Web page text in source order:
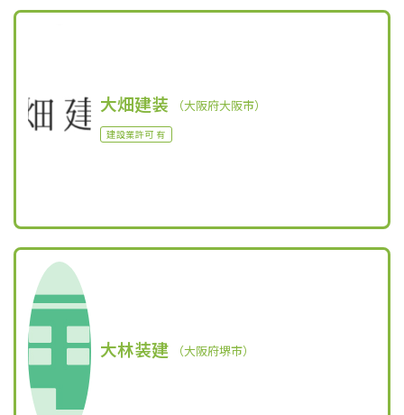
大畑建装 （大阪府大阪市）
建設業許可 有
大林装建 （大阪府堺市）